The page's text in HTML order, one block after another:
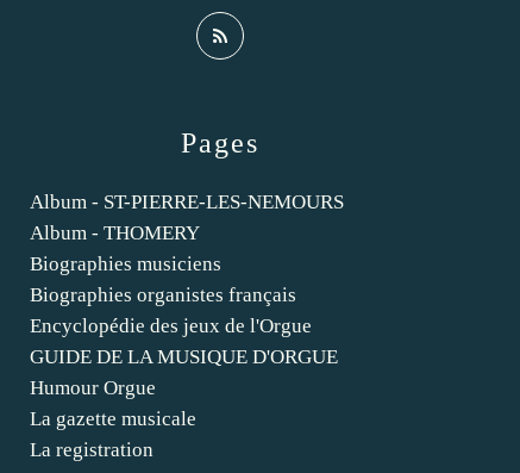
Pages
Album - ST-PIERRE-LES-NEMOURS
Album - THOMERY
Biographies musiciens
Biographies organistes français
Encyclopédie des jeux de l'Orgue
GUIDE DE LA MUSIQUE D'ORGUE
Humour Orgue
La gazette musicale
La registration